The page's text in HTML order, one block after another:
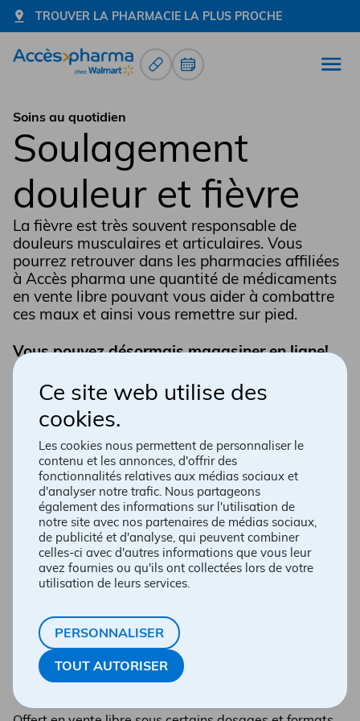
Ce site web utilise des
cookies.
Les cookies nous permettent de personnaliser le
contenu et les annonces, d'offrir des
fonctionnalités relatives aux médias sociaux et
d'analyser notre trafic. Nous partageons
également des informations sur l'utilisation de
notre site avec nos partenaires de médias sociaux,
de publicité et d'analyse, qui peuvent combiner
celles-ci avec d'autres informations que vous leur
avez fournies ou qu'ils ont collectées lors de votre
utilisation de leurs services.
PERSONNALISER
TOUT AUTORISER
TROUVER LA PHARMACIE LA PLUS PROCHE
Allez à la page d'accueil
Renouvellement d’ordonnance
Prendre un rendez-vous
Soins au quotidien
Soulagement
douleur et fièvre
La fièvre est très souvent responsable de
douleurs musculaires et articulaires. Vous
pourrez retrouver dans les pharmacies affiliées
à Accès pharma une quantité de médicaments
en vente libre pouvant vous aider à combattre
ces maux et ainsi vous remettre sur pied.
Vous pouvez désormais magasiner en ligne!
Certains produits sont disponibles
Ibuprofène